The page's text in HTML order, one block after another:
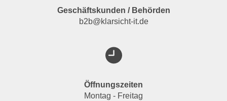
Geschäftskunden / Behörden
b2b@klarsicht-it.de
Öffnungszeiten
Montag - Freitag